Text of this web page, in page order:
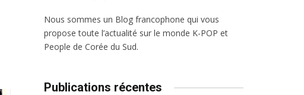
Nous sommes un Blog francophone qui vous
propose toute l’actualité sur le monde K-POP et
People de Corée du Sud.
Publications récentes